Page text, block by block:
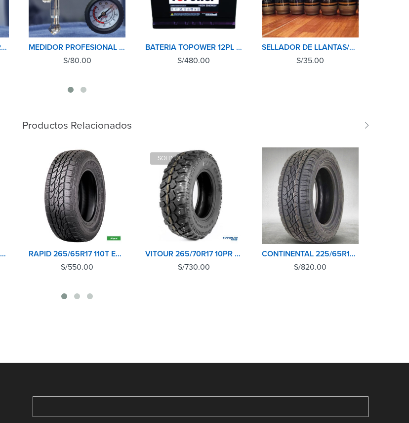
PITONES CROMADOS TR413C AUTO-CAMIONETA
MEDIDOR PROFESIONAL RELOJ 0-100PSI PARA NEUMATICOS
S/80.00
BATERIA TOPOWER 12PL 50AMP/460 CCA LIBRE MANTENIMIENTO MADE IN KOREA
S/480.00
SELLADOR DE LLANTAS/ANTIPINCHASO 500ML CUBULL
S/35.00
Productos Relacionados
BRIDGESTONE 225/65R17 102T DUELER H/T 684II
RAPID 265/65R17 110T ECOLANDER AT
S/550.00
SOLD OUT
VITOUR 265/70R17 10PR 121Q EXPLORER MT
S/730.00
CONTINENTAL 225/65R17 102H CROSSCONTACT ATR
S/820.00